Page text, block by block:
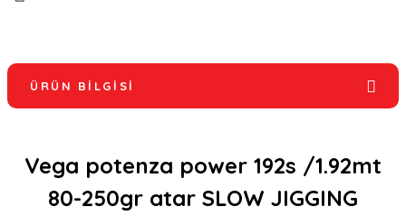
ÜRÜN BILGISI
Vega potenza power 192s /1.92mt
80-250gr atar SLOW JIGGING